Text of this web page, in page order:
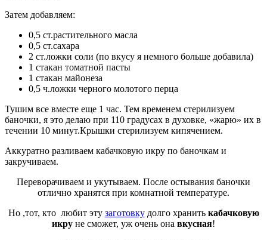
Затем добавляем:
0,5 ст.растительного масла
0,5 ст.сахара
2 ст.ложки соли (по вкусу я немного больше добавила)
1 стакан томатной пасты
1 стакан майонеза
0,5 ч.ложки черного молотого перца
Тушим все вместе еще 1 час. Тем временем стерилизуем
баночки, я это делаю при 110 градусах в духовке, «жарю» их в
течении 10 минут.Крышки стерилизуем кипячением.
Аккуратно разливаем кабачковую икру по баночкам и
закручиваем.
Переворачиваем и укутываем. После остывания баночки
отлично хранятся при комнатной температуре.
Но ,тот, кто любит эту заготовкудолго хранить кабачковую
икру не сможет, уж очень она вкусная!